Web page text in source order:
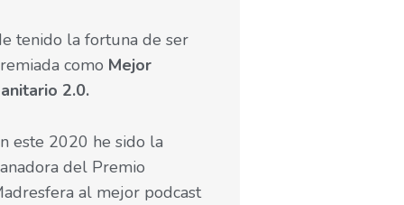
tenido la fortuna de ser
como Mejor
2.0.
este 2020 he sido la
del Premio
al mejor podcast